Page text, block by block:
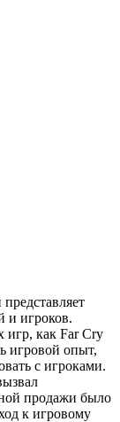
и игроков.
игр, как Far Cry
игровой опыт,
с игроками.
продажи было
к игровому